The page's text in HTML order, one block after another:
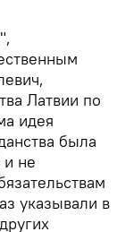
Латвии по
идея
была
не
указывали в